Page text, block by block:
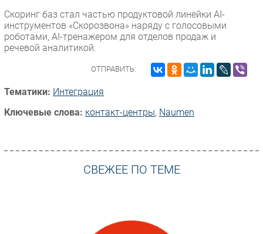
Скоринг баз стал частью продуктовой линейки AI-
инструментов «Скорозвона» наряду с голосовыми
роботами, AI-тренажером для отделов продаж и
речевой аналитикой.
ОТПРАВИТЬ:
Тематики: Интеграция
Ключевые слова: контакт-центры, Naumen
СВЕЖЕЕ ПО ТЕМЕ